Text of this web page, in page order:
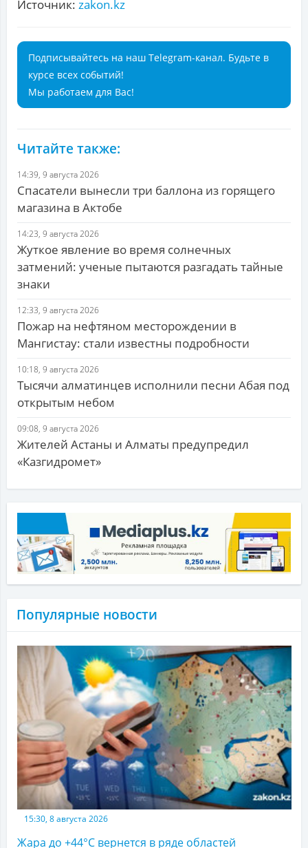
Источник: zakon.kz
Подписывайтесь на наш Telegram-канал. Будьте в
курсе всех событий!
Мы работаем для Вас!
Читайте также:
14:39, 9 августа 2026
Спасатели вынесли три баллона из горящего
магазина в Актобе
14:23, 9 августа 2026
Жуткое явление во время солнечных
затмений: ученые пытаются разгадать тайные
знаки
12:33, 9 августа 2026
Пожар на нефтяном месторождении в
Мангистау: стали известны подробности
10:18, 9 августа 2026
Тысячи алматинцев исполнили песни Абая под
открытым небом
09:08, 9 августа 2026
Жителей Астаны и Алматы предупредил
«Казгидромет»
Популярные новости
15:30, 8 августа 2026
Жара до +44°С вернется в ряде областей